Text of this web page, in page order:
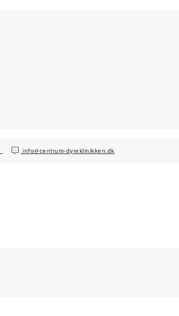
info@centrum-dyreklinikken.dk